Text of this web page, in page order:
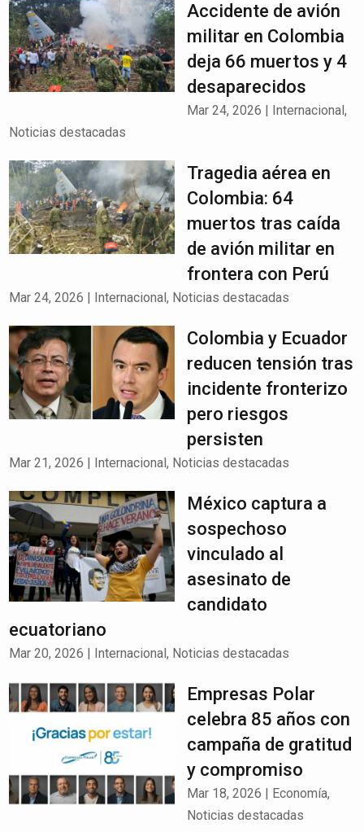
Accidente de avión
militar en Colombia
deja 66 muertos y 4
desaparecidos
Mar 24, 2026 | Internacional,
Noticias destacadas
Tragedia aérea en
Colombia: 64
muertos tras caída
de avión militar en
frontera con Perú
Mar 24, 2026 | Internacional, Noticias destacadas
Colombia y Ecuador
reducen tensión tras
incidente fronterizo
pero riesgos
persisten
Mar 21, 2026 | Internacional, Noticias destacadas
México captura a
sospechoso
vinculado al
asesinato de
candidato
ecuatoriano
Mar 20, 2026 | Internacional, Noticias destacadas
Empresas Polar
celebra 85 años con
campaña de gratitud
y compromiso
Mar 18, 2026 | Economía,
Noticias destacadas